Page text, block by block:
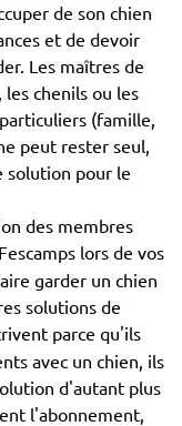
de son chien
et de devoir
Les maîtres de
chenils ou les
(famille,
peut rester seul,
solution pour le
des membres
lors de vos
garder un chien
solutions de
parce qu'ils
avec un chien, ils
d'autant plus
l'abonnement,